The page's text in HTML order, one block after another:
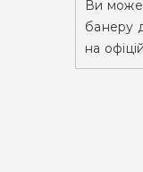
Ви
банеру
на